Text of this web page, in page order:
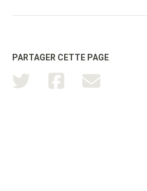
PARTAGER CETTE PAGE